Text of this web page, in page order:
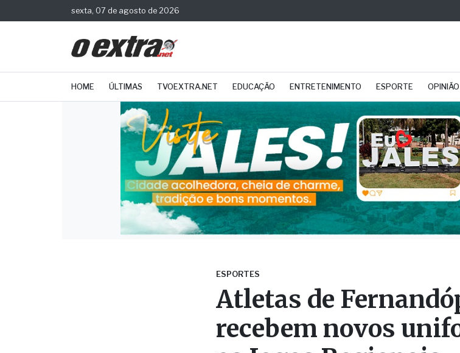
sexta, 07 de agosto de 2026
HOME ÚLTIMAS TVOEXTRA.NET EDUCAÇÃO ENTRETENIMENTO ESPORTE OPINIÃO
ESPORTES
recebem novos
os Jogos Regionais
68ª edição acontece entre os dias 16 e 26